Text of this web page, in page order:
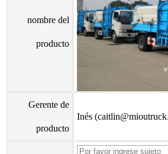
nombre del
producto
Gerente de
producto
Inés